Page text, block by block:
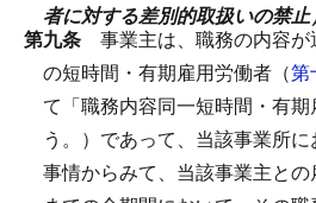
者に対する差別的取扱いの禁止
第九条 事業主は、職務の内容
の短時間・有期雇用労働者（第
て「職務内容同一短時間・有
う。）であって、当該事業所
事情からみて、当該事業主と